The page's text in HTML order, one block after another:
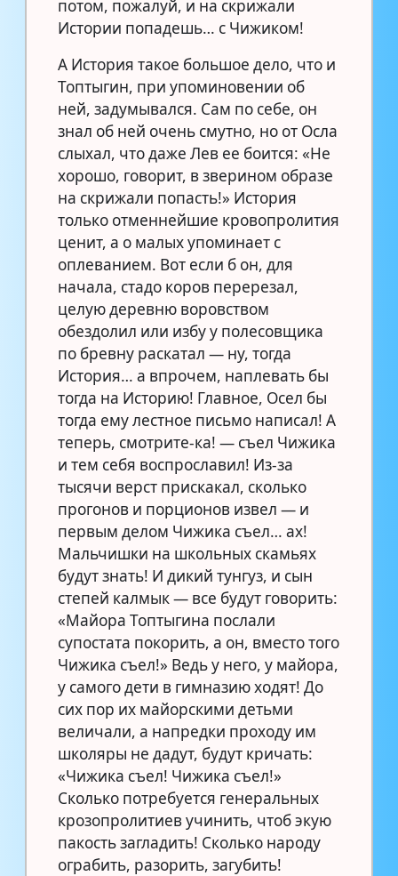
потом, пожалуй, и на скрижали
Истории попадешь… с Чижиком!
А История такое большое дело, что и
Топтыгин, при упоминовении об
ней, задумывался. Сам по себе, он
знал об ней очень смутно, но от Осла
слыхал, что даже Лев ее боится: «Не
хорошо, говорит, в зверином образе
на скрижали попасть!» История
только отменнейшие кровопролития
ценит, а о малых упоминает с
оплеванием. Вот если б он, для
начала, стадо коров перерезал,
целую деревню воровством
обездолил или избу у полесовщика
по бревну раскатал — ну, тогда
История… а впрочем, наплевать бы
тогда на Историю! Главное, Осел бы
тогда ему лестное письмо написал! А
теперь, смотрите-ка! — съел Чижика
и тем себя воспрославил! Из-за
тысячи верст прискакал, сколько
прогонов и порционов извел — и
первым делом Чижика съел… ах!
Мальчишки на школьных скамьях
будут знать! И дикий тунгуз, и сын
степей калмык — все будут говорить:
«Майора Топтыгина послали
супостата покорить, а он, вместо того
Чижика съел!» Ведь у него, у майора,
у самого дети в гимназию ходят! До
сих пор их майорскими детьми
величали, а напредки проходу им
школяры не дадут, будут кричать:
«Чижика съел! Чижика съел!»
Сколько потребуется генеральных
крозопролитиев учинить, чтоб экую
пакость загладить! Сколько народу
ограбить, разорить, загубить!